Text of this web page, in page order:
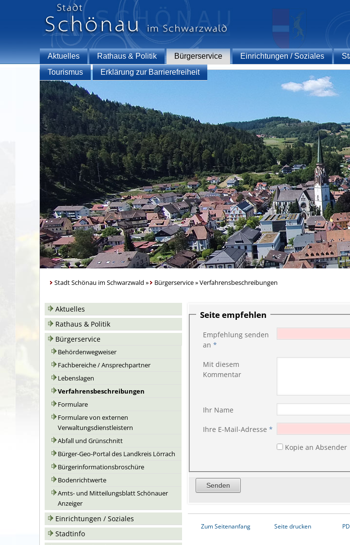
Aktuelles Rathaus & Politik Bürgerservice Einrichtungen / Soziales
Tourismus
Erklärung zur Barrierefreiheit
Stadt Schönau im Schwarzwald » Bürgerservice»Verfahrensbeschreibungen
Aktuelles
Rathaus & Politik
Bürgerservice
Behördenwegweiser
Fachbereiche / Ansprechpartner
Lebenslagen
Verfahrensbeschreibungen
Formulare
Formulare von externen
Verwaltungsdienstleistern
Abfall und Grünschnitt
Bürger-Geo-Portal des Landkreis Lörrach
Bürgerinformationsbroschüre
Bodenrichtwerte
Amts- und Mitteilungsblatt Schönauer
Anzeiger
Einrichtungen / Soziales
Stadtinfo
Seite empfehlen
Empfehlung senden
an *
Mit diesem
Kommentar
Ihr Name
Ihre E-Mail-Adresse *
Kopie an Absender
Zum Seitenanfang Seite drucken